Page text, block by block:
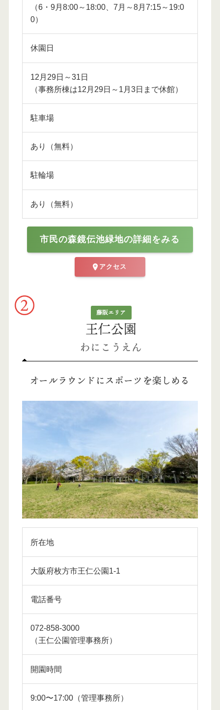
（6・9月8:00～18:00、7月～8月7:15～19:0
0）
休園日
12月29日～31日
（事務所棟は12月29日～1月3日まで休館）
駐車場
あり（無料）
駐輪場
あり（無料）
市民の森鏡伝池緑地の詳細をみる
アクセス
藤阪エリア
王仁公園
わにこうえん
オールラウンドにスポーツを楽しめる
所在地
大阪府枚方市王仁公園1-1
電話番号
072-858-3000
（王仁公園管理事務所）
開園時間
9:00〜17:00（管理事務所）